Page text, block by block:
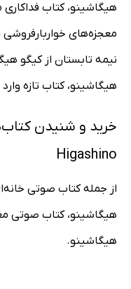
معجزه‌های خواربارفروشی
نیمه تابستان از کیگو
هیگاشینو، کتاب تازه
Higashino
از جمله کتاب صوتی
هیگاشینو، کتاب صوتی
هیگاشینو.